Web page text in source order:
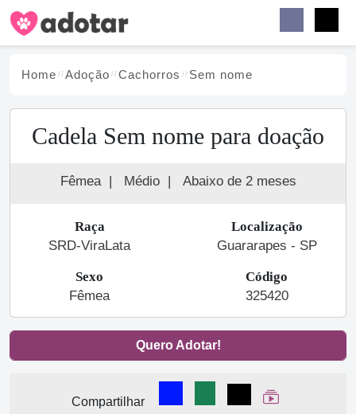
Home Adoção Cachorros Sem nome
Cadela Sem nome para doação
Fêmea | Médio | Abaixo de 2 meses
Raça
SRD-ViraLata
Localização
Guararapes - SP
Sexo
Fêmea
Código
325420
Quero Adotar!
Compartilhar
Compartilhar no Facebook
Compartilhar no
Compartilhar
Ver Web Story